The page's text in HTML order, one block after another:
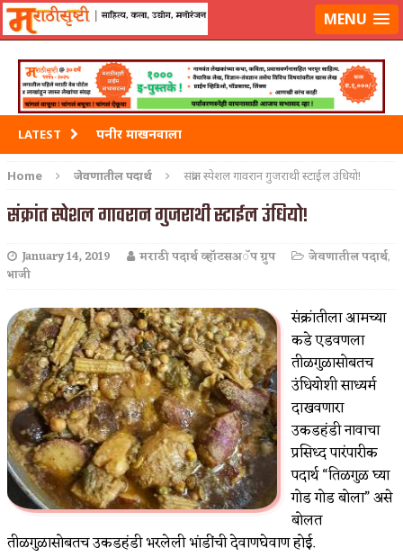
मराठीसृष्टीवर लॉग-इन करा MENU
LATEST पनीर माखनवाला
पावभाजी
इडली
Home जेवणातील पदार्थ संक्रांत स्पेशल गावरान गुजराथी स्टाईल उंधियो!
संक्रांत स्पेशल गावरान गुजराथी स्टाईल उंधियो!
January 14, 2019 मराठी पदार्थ व्हॉटसअॅप ग्रुप जेवणातील पदार्थ,
भाजी
संक्रांतीला आमच्या
कडे एडवणला
तीळगुळासोबतच
उंधियोशी साध्यर्म
दाखवणारा
उकडहंडी नावाचा
प्रसिध्द पारंपारीक
पदार्थ “तिळगुळ घ्या
गोड गोड बोला” असे
बोलत
तीळगुळासोबतच उकडहंडी भरलेली भांडींची देवाणघेवाण होई.